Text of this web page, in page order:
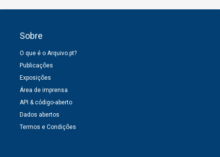
Sobre
O que é o Arquivo.pt?
Publicações
Exposições
Área de imprensa
API & código-aberto
Dados abertos
Termos e Condições